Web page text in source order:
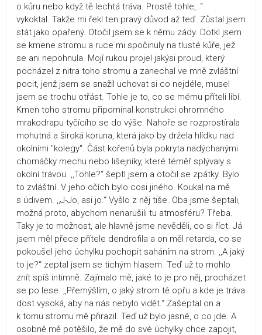
o kůru nebo když tě lechtá tráva. Prostě tohle,..“
vykoktal. Takže mi řekl ten pravý důvod až teď. Zůstal jsem
stát jako opařený. Otočil jsem se k němu zády. Dotkl jsem
se kmene stromu a ruce mi spočinuly na tlusté kůře, jež
se ani nepohnula. Mojí rukou projel jakýsi proud, který
pocházel z nitra toho stromu a zanechal ve mně zvláštní
pocit, jenž jsem se snažil uchovat si co nejdéle, musel
jsem se trochu otřást. Tohle je to, co se mému příteli líbí.
Kmen toho stromu připomínal konstrukci ohromného
mrakodrapu tyčícího se do výše. Nahoře se rozprostírala
mohutná a široká koruna, která jako by držela hlídku nad
okolními "kolegy". Část kořenů byla pokryta nadýchanými
chomáčky mechu nebo lišejníky, které téměř splývaly s
okolní trávou. ,,Tohle?“ šeptl jsem a otočil se zpátky. Bylo
to zvláštní. V jeho očích bylo cosi jiného. Koukal na mě
s údivem. ,,J-Jo, asi jo.“ Vyšlo z něj tiše. Oba jsme šeptali,
možná proto, abychom nenarušili tu atmosféru? Třeba.
Taky je to možnost, ale hlavně jsme nevěděli, co si říct. Já
jsem měl přece přítele dendrofila a on měl retarda, co se
pokoušel jeho úchylku pochopit saháním na strom. ,,A jaký
to je?“ zeptal jsem se tichým hlasem. Teď už to mohlo
znít spíš intimně. Zajímalo mě, jaké to je pro něj, procházet
se po lese. ,,Přemýšlím, o jaký strom tě opřu a kde je tráva
dost vysoká, aby na nás nebylo vidět.“ Zašeptal on a
k tomu stromu mě přirazil. Teď už bylo jasné, o co jde. A
osobně mě potěšilo, že mě do své úchylky chce zapojit,